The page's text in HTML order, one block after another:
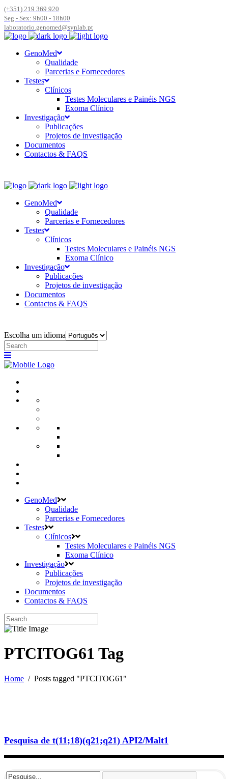
(+351) 219 369 920
Seg - Sex: 9h00 - 18h00
laboratorio.genomed@synlab.pt
GenoMed
Qualidade
Parcerias e Fornecedores
Testes
Clínicos
Testes Moleculares e Painéis NGS
Exoma Clínico
Investigação
Publicações
Projetos de investigação
Documentos
Contactos & FAQS
GenoMed
Qualidade
Parcerias e Fornecedores
Testes
Clínicos
Testes Moleculares e Painéis NGS
Exoma Clínico
Investigação
Publicações
Projetos de investigação
Documentos
Contactos & FAQS
Escolha um idioma
GenoMed
Qualidade
Parcerias e Fornecedores
Testes
Clínicos
Testes Moleculares e Painéis NGS
Exoma Clínico
Investigação
Publicações
Projetos de investigação
Documentos
Contactos & FAQS
PTCITOG61 Tag
Home / Posts tagged "PTCITOG61"
Pesquisa de t(11;18)(q21;q21) API2/Malt1